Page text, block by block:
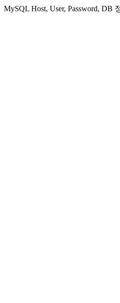
MySQL Host, User, Password, DB